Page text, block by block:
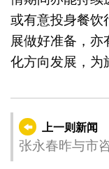
或有意投身餐饮
展做好准备，亦
化方向发展，为
上一则新闻
张永春昨与市咨